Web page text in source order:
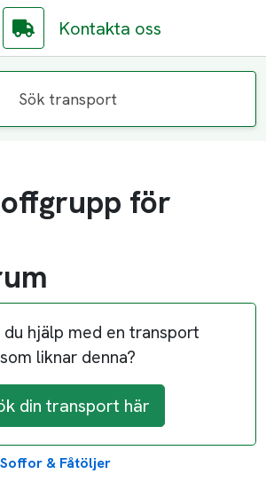
Kontakta oss
Sök transport
för
du hjälp med en transport
som liknar denna?
din transport här
& Fåtöljer